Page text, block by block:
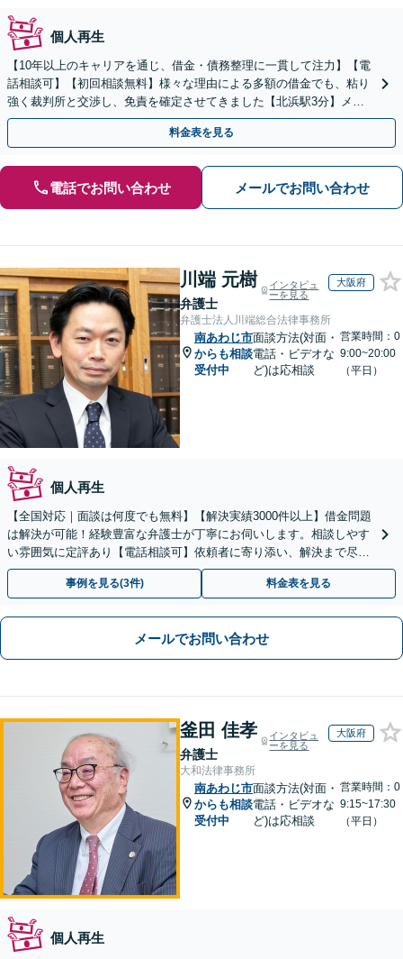
個人再生
【10年以上のキャリアを通じ、借金・債務整理に一貫して注力】【電
話相談可】【初回相談無料】様々な理由による多額の借金でも、粘り
強く裁判所と交渉し、免責を確定させてきました【北浜駅3分】メリ
ットやデメリットを分かりやすく説明
料金表を見る
電話でお問い合わせ メールでお問い合わせ
川端 元樹
弁護士
インタビュ
ーを見る
大阪府
弁護士法人川端総合法律事務所
南あわじ市
からも相談
受付中
面談方法(対面・
電話・ビデオな
ど)は応相談
営業時間：0
9:00~20:00
（平日）
個人再生
【全国対応｜面談は何度でも無料】【解決実績3000件以上】借金問題
は解決が可能！経験豊富な弁護士が丁寧にお伺いします。相談しやす
い雰囲気に定評あり【電話相談可】依頼者に寄り添い、解決まで尽
力。まずは勇気を出してご相談下さい！土日夜間対応可
事例を見る(3件) 料金表を見る
メールでお問い合わせ
釜田 佳孝
弁護士
インタビュ
ーを見る
大阪府
大和法律事務所
南あわじ市
からも相談
受付中
面談方法(対面・
電話・ビデオな
ど)は応相談
営業時間：0
9:15~17:30
（平日）
個人再生